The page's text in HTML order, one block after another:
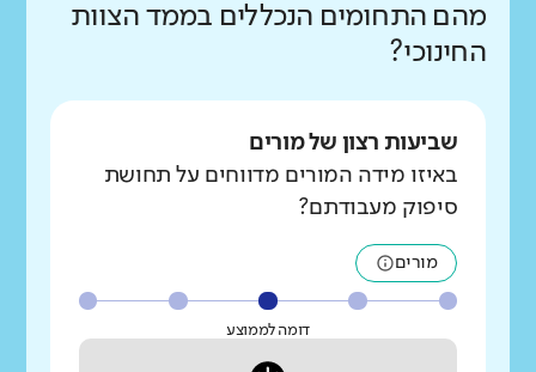
מהם התחומים הנכללים בממד הצוות
החינוכי?
שביעות רצון של מורים
באיזו מידה המורים מדווחים על תחושת
סיפוק מעבודתם?
מורים
דומה לממוצע